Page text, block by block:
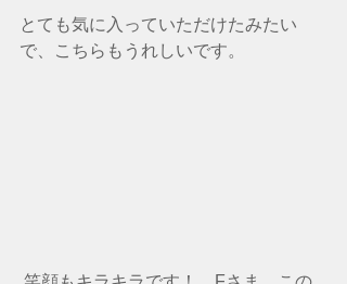
とても気に入っていただけたみたい
で、こちらもうれしいです。